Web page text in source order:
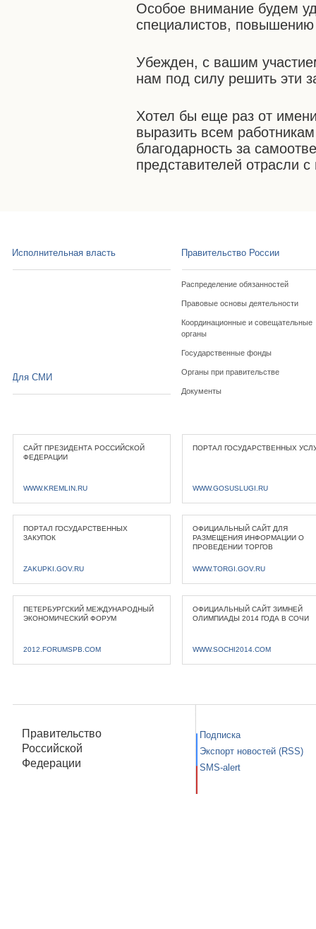
Особое внимание будем
специалистов, повышению
Убежден, с вашим
нам под силу решить эти
Хотел бы еще раз от
выразить всем
благодарность за
представителей отрасли
Исполнительная власть Правительство России
Распределение обязанностей
Правовые основы деятельности
Координационные и совещательные
органы
Государственные фонды
Органы при правительстве
Документы
Для СМИ
САЙТ ПРЕЗИДЕНТА РОССИЙСКОЙ
ФЕДЕРАЦИИ
WWW.KREMLIN.RU
ПОРТАЛ ГОСУДАРСТВЕННЫХ
WWW.GOSUSLUGI.RU
ПОРТАЛ ГОСУДАРСТВЕННЫХ
ЗАКУПОК
ZAKUPKI.GOV.RU
ОФИЦИАЛЬНЫЙ САЙТ ДЛЯ
РАЗМЕЩЕНИЯ ИНФОРМАЦИИ О
ПРОВЕДЕНИИ ТОРГОВ
WWW.TORGI.GOV.RU
ПЕТЕРБУРГСКИЙ МЕЖДУНАРОДНЫЙ
ЭКОНОМИЧЕСКИЙ ФОРУМ
2012.FORUMSPB.COM
ОФИЦИАЛЬНЫЙ САЙТ ЗИМНЕЙ
ОЛИМПИАДЫ 2014 ГОДА В СОЧИ
WWW.SOCHI2014.COM
Правительство
Российской
Федерации
Подписка
Экспорт новостей (RSS)
SMS-alert